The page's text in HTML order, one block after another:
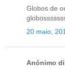
Globos de
20 maio,
Anónimo